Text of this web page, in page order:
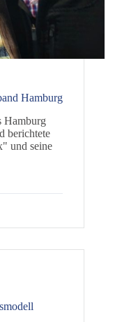
Hamburg
Hamburg
berichtete
und seine